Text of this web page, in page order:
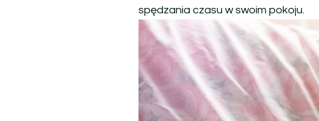
spędzania czasu w swoim pokoju.